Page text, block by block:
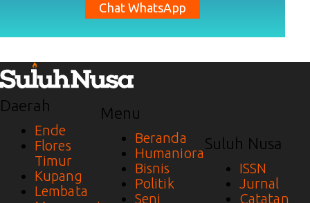
Chat WhatsApp
Daerah
Ende
Flores
Timur
Kupang
Lembata
Menu
Beranda
Humaniora
Bisnis
Politik
Seni
Suluh Nusa
ISSN
Jurnal
Catatan